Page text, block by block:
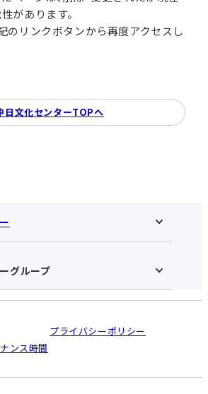
があります。
のリンクボタンから再度アクセスし
日文化センターTOPへ
センターHOME
･営業時間
について
イド
ン講座受講の手順
グループ
犬山
プライバシーポリシー
ンス時間